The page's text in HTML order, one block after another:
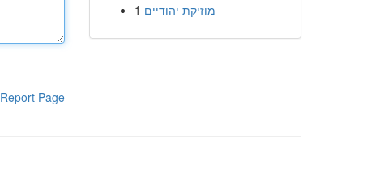
Report Page
1 מוזיקת יהודיים